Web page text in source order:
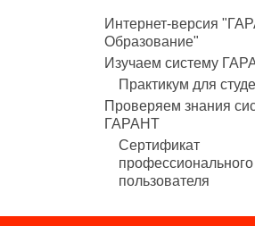
Интернет-версия
Образование"
Изучаем систему
Практикум для
Проверяем знания
ГАРАНТ
Сертификат
профессионального
пользователя